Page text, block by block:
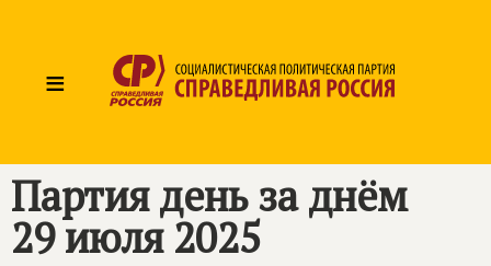
≡
Партия день за днём
29 июля 2025